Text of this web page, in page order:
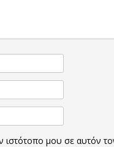
ιστότοπο μου σε αυτόν